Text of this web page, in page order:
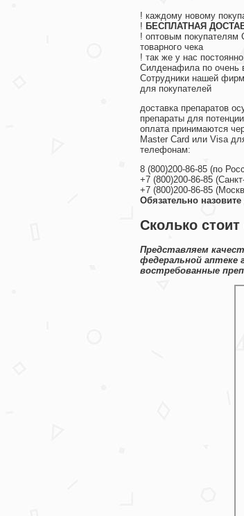
! каждому новому
! БЕСПЛАТНАЯ
! оптовым
товарного чека
! так же у нас
Силденафила по очень
Cотрудники нашей
для покупателей
доставка препаратов
препараты для
оплата принимаются
Master Card или Visa
телефонам:
8 (800)200-86-85 (по
+7 (800)200-86-85 (
+7 (800)200-86-85 (
Обязательно
Сколько
Представляем
федеральной
востребованные